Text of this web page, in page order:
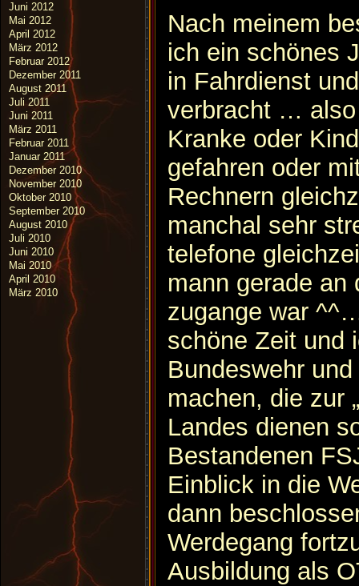
Juni 2012
Mai 2012
April 2012
März 2012
Februar 2012
Dezember 2011
August 2011
Juli 2011
Juni 2011
März 2011
Februar 2011
Januar 2011
Dezember 2010
November 2010
Oktober 2010
September 2010
August 2010
Juli 2010
Juni 2010
Mai 2010
April 2010
März 2010
Nach meinem
ich ein schönes
in Fahrdienst
verbracht … also
Kranke oder
gefahren oder
Rechnern
manchal sehr
telefone
mann gerade an
zugange war
schöne Zeit und
Bundeswehr
machen, die zur
Landes dienen
Bestandenen
Einblick in die
dann
Werdegang
Ausbildung als